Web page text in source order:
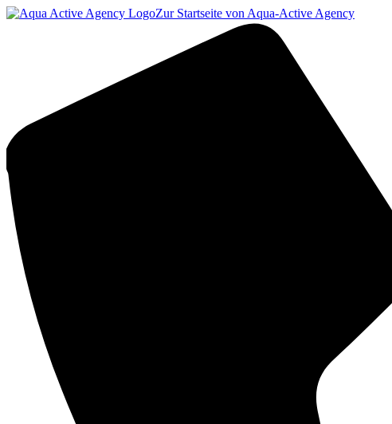
Zur Startseite von Aqua-Active Agency